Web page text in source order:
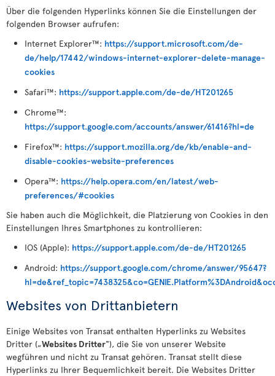
Über die folgenden Hyperlinks können Sie die Einstellungen der
folgenden Browser aufrufen:
Internet Explorer™: https://support.microsoft.com/de-
de/help/17442/windows-internet-explorer-delete-manage-
cookies
Safari™: https://support.apple.com/de-de/HT201265
Chrome™:
https://support.google.com/accounts/answer/61416?hl=de
Firefox™: https://support.mozilla.org/de/kb/enable-and-
disable-cookies-website-preferences
Opera™: https://help.opera.com/en/latest/web-
preferences/#cookies
Sie haben auch die Möglichkeit, die Platzierung von Cookies in den
Einstellungen Ihres Smartphones zu kontrollieren:
IOS (Apple): https://support.apple.com/de-de/HT201265
Android: https://support.google.com/chrome/answer/95647?
Websites von Drittanbietern
Einige Websites von Transat enthalten Hyperlinks zu Websites
Dritter („Websites Dritter"), die Sie von unserer Website
wegführen und nicht zu Transat gehören. Transat stellt diese
Hyperlinks zu Ihrer Bequemlichkeit bereit. Die Websites Dritter